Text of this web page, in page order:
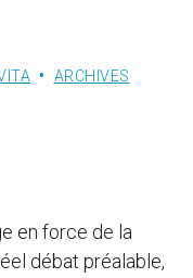
ARCHIVES
en force de la
débat préalable,